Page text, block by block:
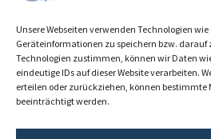
Unsere Webseiten verwenden Technologien wie
Geräteinformationen zu speichern bzw. darauf
Technologien zustimmen, können wir Daten
eindeutige IDs auf dieser Website verarbeiten.
erteilen oder zurückziehen, können bestimmte
beeinträchtigt werden.
Cookie-Richtlinie (EU)